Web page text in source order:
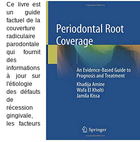
Ce livre est
un guide
factuel de la
couverture
radiculaire
parodontale
qui fournit
des
informations
à jour sur
l'étiologie
des défauts
de
récession
gingivale,
les facteurs